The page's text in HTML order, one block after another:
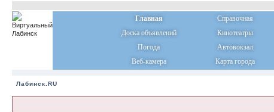
Главная Справочная
Доска объявлений
Кинотеатры
Погода
Автовокзал
Веб-камера
Карта города
Лабинск.RU